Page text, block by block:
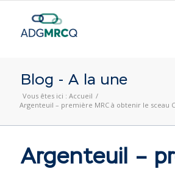
Blog - A la une
Vous êtes ici : Accueil /
Argenteuil – première MRC à obtenir le sceau
Argenteuil –